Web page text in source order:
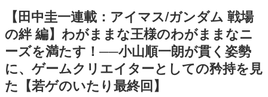
きます。
赫本
この物語を解いてはいけない。『赫本』は、〈試験問題〉
の形をした短編ホラー小説集です。
新世代に訊く
これからのデジタルゲーム市場を担う若きクリエイター達
【田中圭一連載：アイマス/ガンダム 戦場
の絆 編】わがままな王様のわがままなニ
ーズを満たす！──小山順一朗が貫く姿勢
に、ゲームクリエイターとしての矜持を見
た【若ゲのいたり最終回】